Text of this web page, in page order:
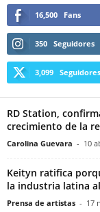
16,500 Fans
350 Seguidores
3,099 Seguidores
RD Station,
crecimiento de la
Carolina Guevara - 10
Keityn ratifica
la industria latina
Prensa de artistas - 17